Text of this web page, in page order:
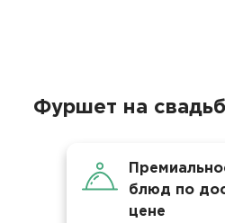
Фуршет на
блюд по
цене